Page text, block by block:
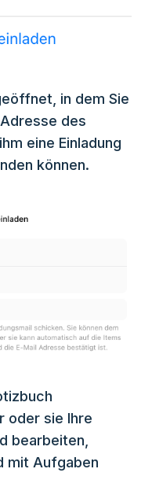
in dem Sie
des
eine Einladung
können.
oder sie Ihre
bearbeiten,
mit Aufgaben